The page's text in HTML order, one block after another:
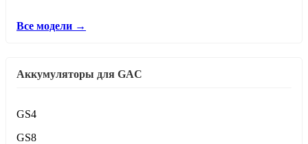
Все модели →
Аккумуляторы для GAC
GS4
GS8